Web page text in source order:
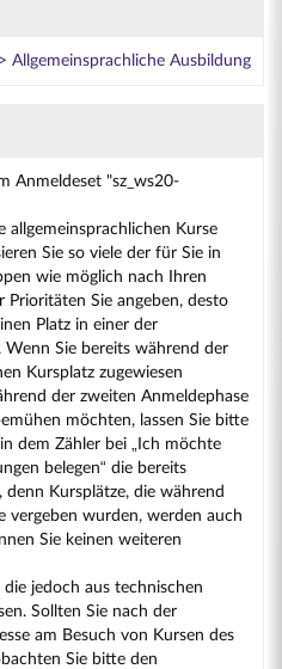
Allgemeinsprachliche Ausbildung
Anmeldeset "sz_ws20-
allgemeinsprachlichen Kurse
Sie so viele der für Sie in
wie möglich nach Ihren
Prioritäten Sie angeben, desto
Platz in einer der
Sie bereits während der
Kursplatz zugewiesen
der zweiten Anmeldephase
möchten, lassen Sie bitte
dem Zähler bei „Ich möchte
belegen“ die bereits
denn Kursplätze, die während
vergeben wurden, werden auch
Sie keinen weiteren
jedoch aus technischen
Sollten Sie nach der
am Besuch von Kursen des
Sie bitte den